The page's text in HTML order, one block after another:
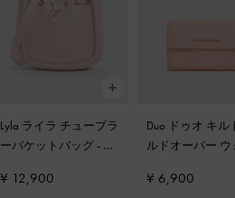
Lyla ライラ チューブラ
ーバケットバッグ- ソ
¥ 12,900
Duo ドゥオ キル
ルドオーバー ウ
¥ 6,900